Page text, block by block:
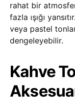
rahat bir
fazla ışığı
veya pastel
dengeleyebilir.
Kahve